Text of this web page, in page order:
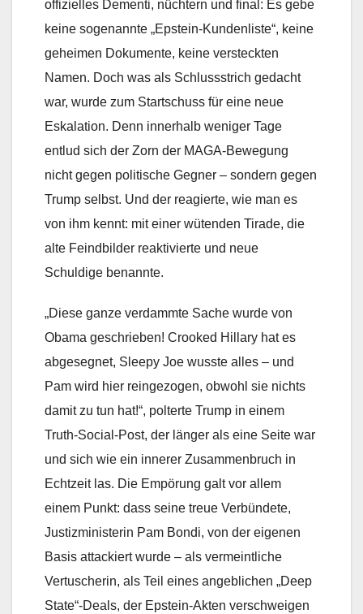
offizielles Dementi, nüchtern und final: Es gebe
keine sogenannte „Epstein-Kundenliste“, keine
geheimen Dokumente, keine versteckten
Namen. Doch was als Schlussstrich gedacht
war, wurde zum Startschuss für eine neue
Eskalation. Denn innerhalb weniger Tage
entlud sich der Zorn der MAGA-Bewegung
nicht gegen politische Gegner – sondern gegen
Trump selbst. Und der reagierte, wie man es
von ihm kennt: mit einer wütenden Tirade, die
alte Feindbilder reaktivierte und neue
Schuldige benannte.
„Diese ganze verdammte Sache wurde von
Obama geschrieben! Crooked Hillary hat es
abgesegnet, Sleepy Joe wusste alles – und
Pam wird hier reingezogen, obwohl sie nichts
damit zu tun hat!“, polterte Trump in einem
Truth-Social-Post, der länger als eine Seite war
und sich wie ein innerer Zusammenbruch in
Echtzeit las. Die Empörung galt vor allem
einem Punkt: dass seine treue Verbündete,
Justizministerin Pam Bondi, von der eigenen
Basis attackiert wurde – als vermeintliche
Vertuscherin, als Teil eines angeblichen „Deep
State“-Deals, der Epstein-Akten verschweigen